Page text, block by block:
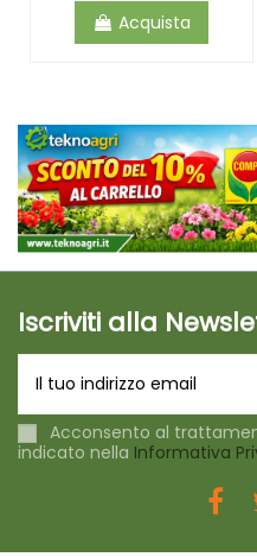
Acquista
Iscriviti alla
Acconsento al
indicato nella Informativa